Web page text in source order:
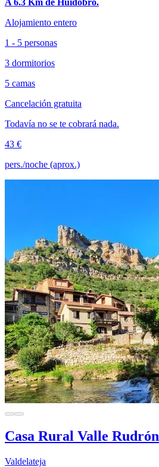
Alojamiento entero
1 - 5 personas
3 dormitorios
5 camas
Cancelación gratuita
Todavía no se te cobrará nada.
43 €
pers./noche (aprox.)
Casa Rural Valle Rudrón
Valdelateja